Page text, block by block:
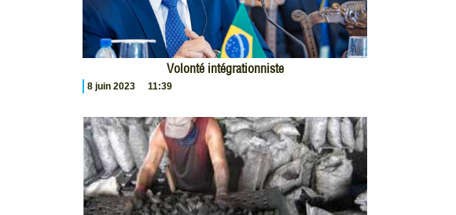
Volonté intégrationniste
8 juin 2023 11:39